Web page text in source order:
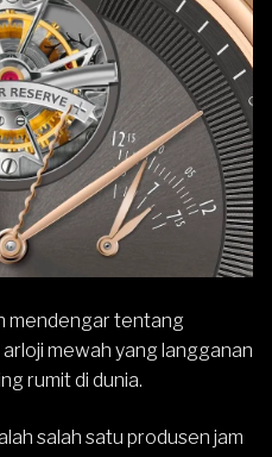
mendengar tentang
mewah yang langganan
rumit di dunia.
salah satu produsen jam